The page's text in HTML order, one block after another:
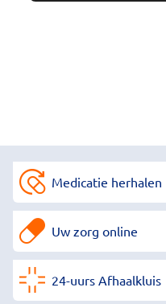
Medicatie herhalen
Uw zorg online
24-uurs Afhaalkluis